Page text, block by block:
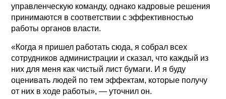
управленческую команду, однако кадровые решения
принимаются в соответствии с эффективностью
работы органов власти.
«Когда я пришел работать сюда, я собрал всех
сотрудников администрации и сказал, что каждый из
них для меня как чистый лист бумаги. И я буду
оценивать людей по тем эффектам, которые получу
от них в ходе работы», — уточнил он.